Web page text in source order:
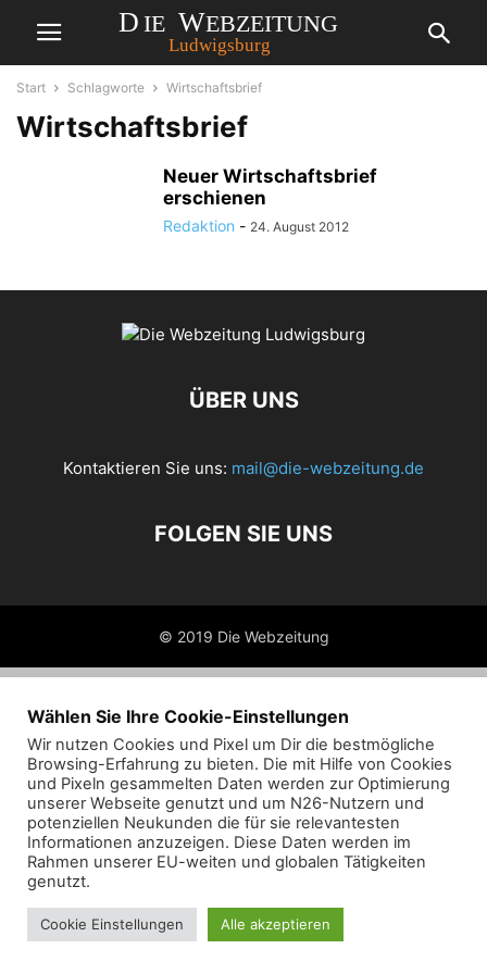
Start Schlagworte Wirtschaftsbrief
Wirtschaftsbrief
Neuer Wirtschaftsbrief
erschienen
Redaktion - 24. August 2012
ÜBER UNS
Kontaktieren Sie uns: mail@die-webzeitung.de
FOLGEN SIE UNS
© 2019 Die Webzeitung
Wählen Sie Ihre Cookie-Einstellungen
Wir nutzen Cookies und Pixel um Dir die bestmögliche
Browsing-Erfahrung zu bieten. Die mit Hilfe von Cookies
und Pixeln gesammelten Daten werden zur Optimierung
unserer Webseite genutzt und um N26-Nutzern und
potenziellen Neukunden die für sie relevantesten
Informationen anzuzeigen. Diese Daten werden im
Rahmen unserer EU-weiten und globalen Tätigkeiten
genutzt.
Cookie Einstellungen Alle akzeptieren